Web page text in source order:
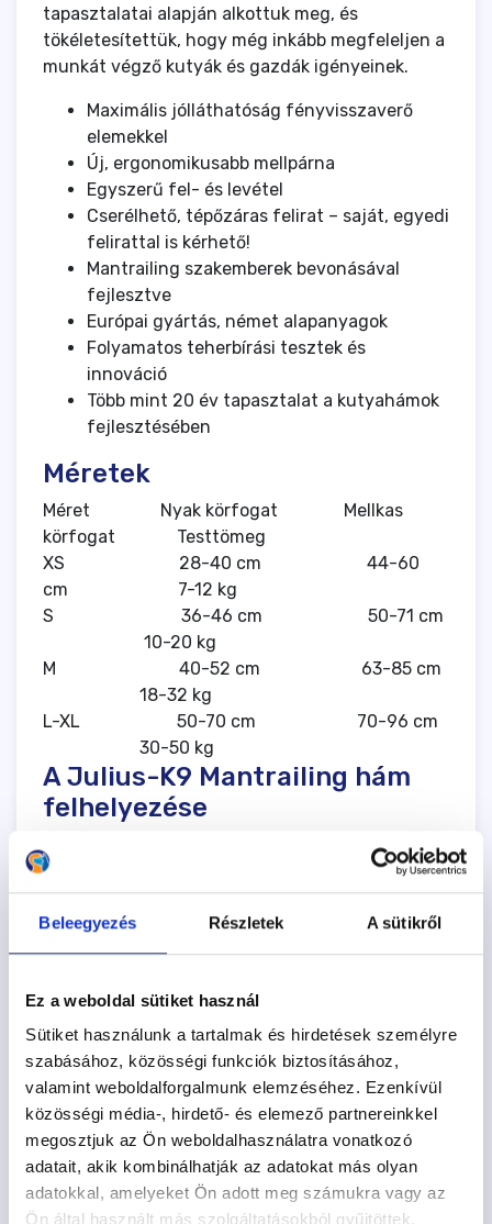
Beleegyezés Részletek A sütikről
Ez a weboldal sütiket használ
Sütiket használunk a tartalmak és hirdetések személyre
szabásához, közösségi funkciók biztosításához,
valamint weboldalforgalmunk elemzéséhez. Ezenkívül
közösségi média-, hirdető- és elemező partnereinkkel
megosztjuk az Ön weboldalhasználatra vonatkozó
adatait, akik kombinálhatják az adatokat más olyan
adatokkal, amelyeket Ön adott meg számukra vagy az
Ön által használt más szolgáltatásokból gyűjtöttek.
tapasztalatai alapján alkottuk meg, és
tökéletesítettük, hogy még inkább megfeleljen a
munkát végző kutyák és gazdák igényeinek.
Maximális jólláthatóság fényvisszaverő
elemekkel
Új, ergonomikusabb mellpárna
Egyszerű fel- és levétel
Cserélhető, tépőzáras felirat – saját, egyedi
felirattal is kérhető!
Mantrailing szakemberek bevonásával
fejlesztve
Európai gyártás, német alapanyagok
Folyamatos teherbírási tesztek és
innováció
Több mint 20 év tapasztalat a kutyahámok
fejlesztésében
Méretek
Méret Nyak körfogat Mellkas
körfogat Testtömeg
XS 28-40 cm 44-60
cm 7-12 kg
S 36-46 cm 50-71 cm
10-20 kg
M 40-52 cm 63-85 cm
18-32 kg
L-XL 50-70 cm 70-96 cm
30-50 kg
A Julius-K9 Mantrailing hám
felhelyezése
Mantrailing hám feladásakor a kutyát
tarthatjuk a lábunk között: a kutya előre néz, a
két térdünkkel a hátsó lábak előtt, a horpaszánál
fogjuk közre. Ha a kutya nem szereti ezt a
feladási formát, akkor mellette állva is
zavarja a kutyahám fejen történő áthúzása,
elegendő csak a háti elem két csatját kikapcsolni
a felhelyezéshez. A nyaki elemet a mellkasi
párnával összekötő hevedert áthúzzuk a fejen,
így a nyaki és háti elem a kutya hátára fekszik
fel, a mellpárnát pedig a mellkasra simítjuk.
Végezetül a két hátsó csatot a háti elemhez
kapcsoljuk.